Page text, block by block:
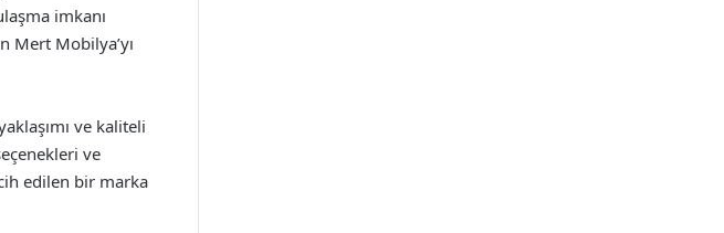
imkanı
Mert Mobilya’yı
ve kaliteli
ve
edilen bir marka